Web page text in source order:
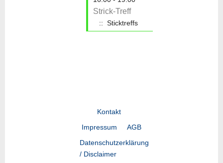
Strick-Treff
:: Sticktreffs
Kontakt
Impressum
AGB
Datenschutzerklärung
/ Disclaimer